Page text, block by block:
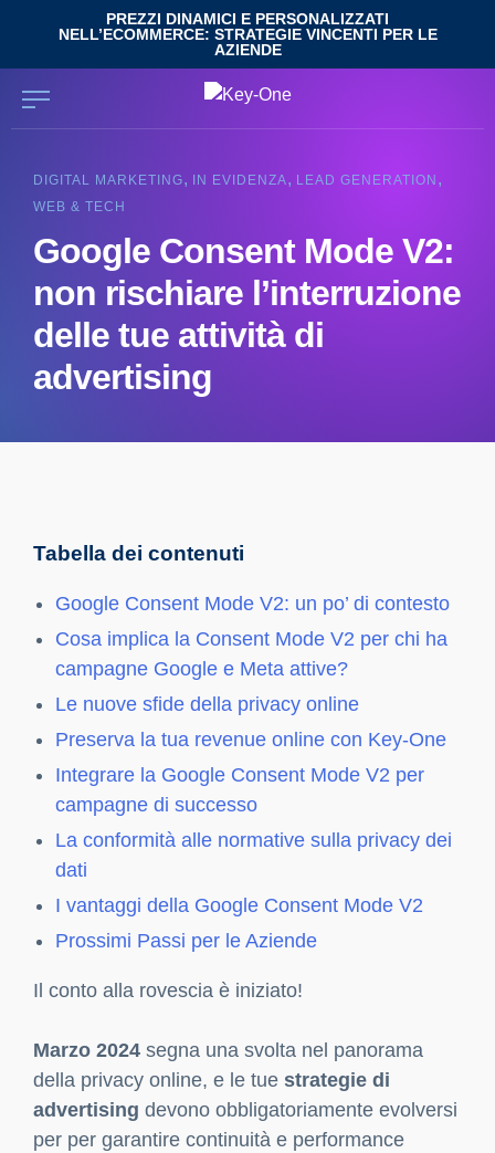
contenuto
PREZZI DINAMICI E PERSONALIZZATI
NELL’ECOMMERCE: STRATEGIE VINCENTI PER LE
AZIENDE
DIGITAL MARKETING, IN EVIDENZA, LEAD GENERATION ,
WEB & TECH
Google Consent Mode V2:
non rischiare l’interruzione
delle tue attività di
advertising
Tabella dei contenuti
Google Consent Mode V2: un po’ di contesto
Cosa implica la Consent Mode V2 per chi ha
campagne Google e Meta attive?
Le nuove sfide della privacy online
Preserva la tua revenue online con Key-One
Integrare la Google Consent Mode V2 per
campagne di successo
La conformità alle normative sulla privacy dei
dati
I vantaggi della Google Consent Mode V2
Prossimi Passi per le Aziende
Il conto alla rovescia è iniziato!
Marzo 2024 segna una svolta nel panorama
della privacy online, e le tue strategie di
advertising devono obbligatoriamente evolversi
per per garantire continuità e performance